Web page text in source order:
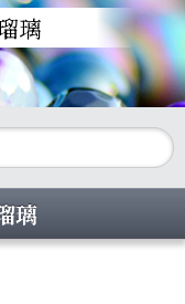
璃
璃